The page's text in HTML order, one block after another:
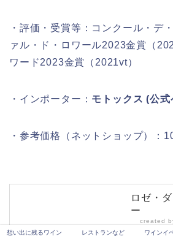
・評価・受賞等：コンクール・デ
ァル・ド・ロワール2023金賞（
ワード2023金賞（2021vt）
・インポーター： モトックス (公式
・参考価格（ネットショップ）：
ロゼ・
ー
created
想い出に残るワイン レストランなど ワインイ
レス